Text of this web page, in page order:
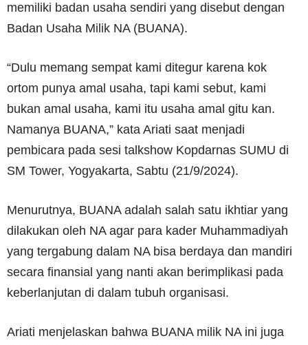
memiliki badan usaha sendiri yang disebut dengan
Badan Usaha Milik NA (BUANA).
“Dulu memang sempat kami ditegur karena kok
ortom punya amal usaha, tapi kami sebut, kami
bukan amal usaha, kami itu usaha amal gitu kan.
Namanya BUANA,” kata Ariati saat menjadi
pembicara pada sesi talkshow Kopdarnas SUMU di
SM Tower, Yogyakarta, Sabtu (21/9/2024).
Menurutnya, BUANA adalah salah satu ikhtiar yang
dilakukan oleh NA agar para kader Muhammadiyah
yang tergabung dalam NA bisa berdaya dan mandiri
secara finansial yang nanti akan berimplikasi pada
keberlanjutan di dalam tubuh organisasi.
Ariati menjelaskan bahwa BUANA milik NA ini juga